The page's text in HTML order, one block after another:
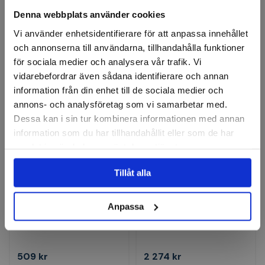
Denna webbplats använder cookies
Vi använder enhetsidentifierare för att anpassa innehållet
och annonserna till användarna, tillhandahålla funktioner
för sociala medier och analysera vår trafik. Vi
vidarebefordrar även sådana identifierare och annan
information från din enhet till de sociala medier och
annons- och analysföretag som vi samarbetar med.
Dessa kan i sin tur kombinera informationen med annan
information som du har tillhandahållit eller som de har
Tillåt alla
Anpassa
1 935 kr
Slut i lager
Visa
651 kr
Finns i lager
Köp
WERA
509 kr
WERA
U-Ringnyckelsats JOKER
15-delar 5,5-19mm
2 274 kr